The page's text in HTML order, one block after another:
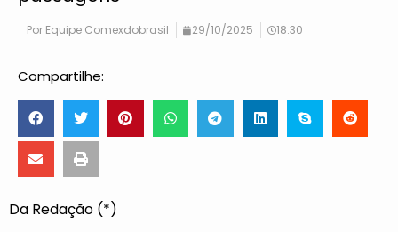
Por Equipe Comexdobrasil 29/10/2025 18:30
Compartilhe:
Da Redação (*)